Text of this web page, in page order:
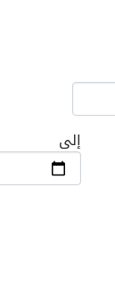
إلى